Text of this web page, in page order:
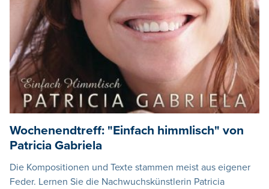
Wochenendtreff: "Einfach himmlisch" von
Patricia Gabriela
Die Kompositionen und Texte stammen meist aus eigener
Feder. Lernen Sie die Nachwuchskünstlerin Patricia